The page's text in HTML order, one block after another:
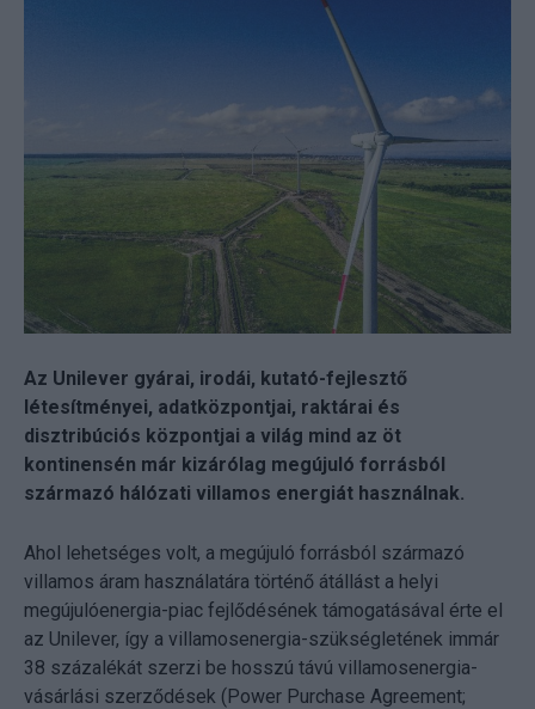
Az Unilever gyárai, irodái, kutató-fejlesztő
létesítményei, adatközpontjai, raktárai és
disztribúciós központjai a világ mind az öt
kontinensén már kizárólag megújuló forrásból
származó hálózati villamos energiát használnak.
Ahol lehetséges volt, a megújuló forrásból származó
villamos áram használatára történő átállást a helyi
megújulóenergia-piac fejlődésének támogatásával érte el
az Unilever, így a villamosenergia-szükségletének immár
38 százalékát szerzi be hosszú távú villamosenergia-
vásárlási szerződések (Power Purchase Agreement;